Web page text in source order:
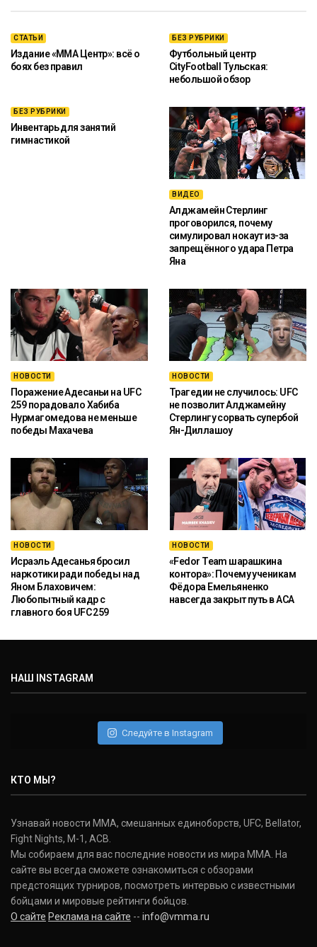
СТАТЬИ
Издание «ММА Центр»: всё о
боях без правил
БЕЗ РУБРИКИ
Футбольный центр
CityFootball Тульская:
небольшой обзор
БЕЗ РУБРИКИ
Инвентарь для занятий
гимнастикой
ВИДЕО
Алджамейн Стерлинг
проговорился, почему
симулировал нокаут из-за
запрещённого удара Петра
Яна
НОВОСТИ
Поражение Адесаньи на UFC
259 порадовало Хабиба
Нурмагомедова не меньше
победы Махачева
НОВОСТИ
Трагедии не случилось: UFC
не позволит Алджамейну
Стерлингу сорвать супербой
Ян-Диллашоу
НОВОСТИ
Исраэль Адесанья бросил
наркотики ради победы над
Яном Блаховичем:
Любопытный кадр с
главного боя UFC 259
НОВОСТИ
«Fedor Team шарашкина
контора»: Почему ученикам
Фёдора Емельяненко
навсегда закрыт путь в ACA
НАШ INSTAGRAM
Следуйте в Instagram
КТО МЫ?
Узнавай новости ММА, смешанных единоборств, UFC, Bellator,
Fight Nights, M-1, ACB.
Мы собираем для вас последние новости из мира ММА. На
сайте вы всегда сможете ознакомиться с обзорами
предстоящих турниров, посмотреть интервью с известными
бойцами и мировые рейтинги бойцов.
О сайте Реклама на сайте -- info@vmma.ru